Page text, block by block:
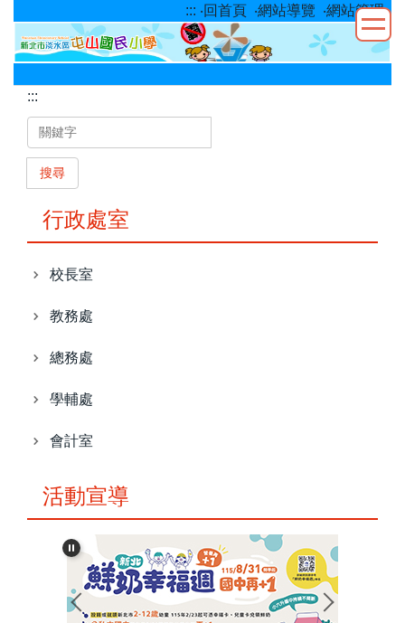
到
主
::: ‧回首頁 ‧網站導覽 ‧網站管理
:::
搜尋
行政處室
校長室
教務處
總務處
學輔處
會計室
活動宣導